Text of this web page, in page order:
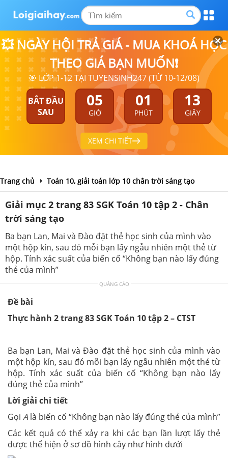
💥 NGÀY HỘI TRẢ GIÁ - MUA KHOÁ HỌC
THEO GIÁ BẠN MUỐN❗
🎯 LỚP 1-12 TẠI TUYENSINH247 (TỪ 10-12/08)
BẮT ĐẦU
SAU
05
GIỜ
01
PHÚT
13
GIÂY
XEM CHI TIẾT
Trang chủ Toán 10, giải toán lớp 10 chân trời sáng tạo
Giải mục 2 trang 83 SGK Toán 10 tập 2 - Chân
trời sáng tạo
Ba bạn Lan, Mai và Đào đặt thẻ học sinh của mình vào
một hộp kín, sau đó mỗi bạn lấy ngẫu nhiên một thẻ từ
hộp. Tính xác suất của biến cố “Không bạn nào lấy đúng
thẻ của mình”
QUẢNG CÁO
Đề bài
Thực hành 2 trang 83 SGK Toán 10 tập 2 – CTST
Ba bạn Lan, Mai và Đào đặt thẻ học sinh của mình vào
một hộp kín, sau đó mỗi bạn lấy ngẫu nhiên một thẻ từ
hộp. Tính xác suất của biến cố “Không bạn nào lấy
đúng thẻ của mình”
Lời giải chi tiết
Gọi A là biến cố “Không bạn nào lấy đúng thẻ của mình”
Các kết quả có thể xảy ra khi các bạn lần lượt lấy thẻ
được thể hiện ở sơ đồ hình cây như hình dưới